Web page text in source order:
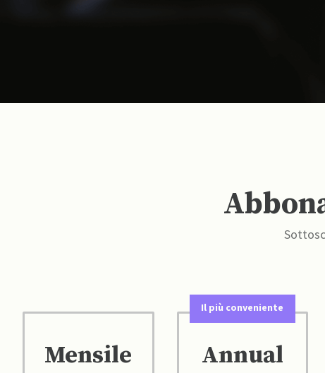
Mensile
Il più conveniente
Annual